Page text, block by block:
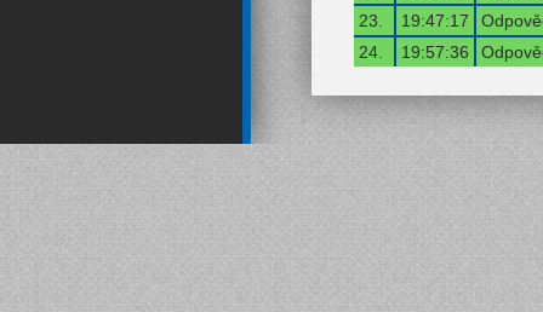
23.
19:47:17
24.
19:57:36